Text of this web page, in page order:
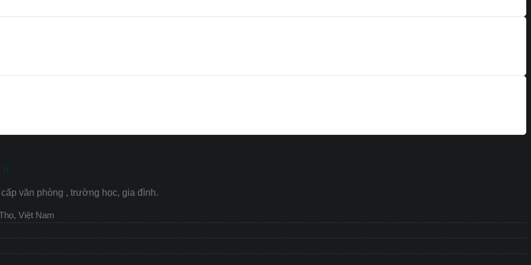
văn phòng , trường học, gia đình.
Việt Nam